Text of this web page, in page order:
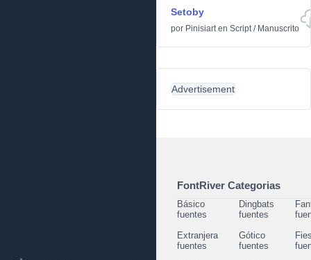
Setoby
por Pinisiarten Script/ Manuscrito
Advertisement
FontRiver Categorias
Básico
fuentes
Dingbats
fuentes
Extranjera
fuentes
Gótico
fuentes